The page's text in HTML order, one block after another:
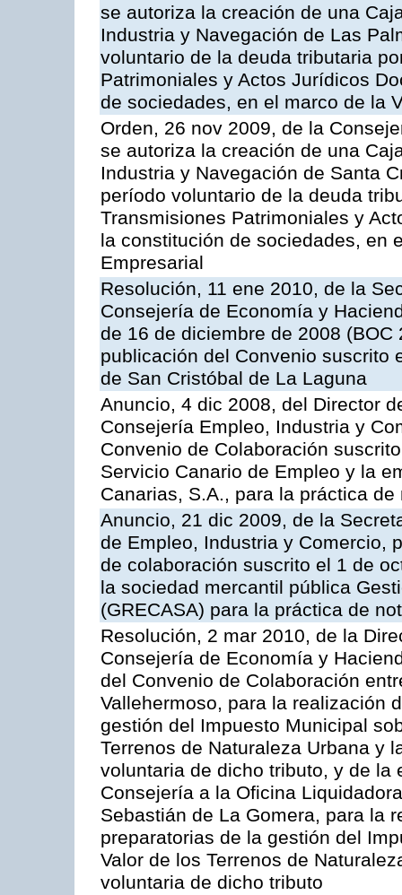
se autoriza la creación de una
Industria y Navegación de Las
voluntario de la deuda tributaria
Patrimoniales y Actos Jurídicos
de sociedades, en el marco de la
Orden, 26 nov 2009, de la
se autoriza la creación de una
Industria y Navegación de Santa
período voluntario de la deuda
Transmisiones Patrimoniales y
la constitución de sociedades, en
Empresarial
Resolución, 11 ene 2010, de la
Consejería de Economía y
de 16 de diciembre de 2008
publicación del Convenio suscrito
de San Cristóbal de La Laguna
Anuncio, 4 dic 2008, del Director
Consejería Empleo, Industria y
Convenio de Colaboración
Servicio Canario de Empleo y la
Canarias, S.A., para la práctica
Anuncio, 21 dic 2009, de la
de Empleo, Industria y Comercio,
de colaboración suscrito el 1 de
la sociedad mercantil pública
(GRECASA) para la práctica de
Resolución, 2 mar 2010, de la
Consejería de Economía y
del Convenio de Colaboración
Vallehermoso, para la realización
gestión del Impuesto Municipal
Terrenos de Naturaleza Urbana y
voluntaria de dicho tributo, y de la
Consejería a la Oficina
Sebastián de La Gomera, para la
preparatorias de la gestión del
Valor de los Terrenos de
voluntaria de dicho tributo